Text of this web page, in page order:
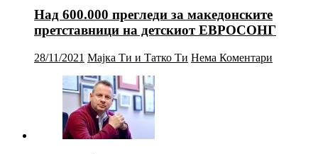
Над 600.000 прегледи за македонските
претставници на детскиот ЕВРОСОНГ
28/11/2021 Мајка Ти и Татко Ти Нема Коментари